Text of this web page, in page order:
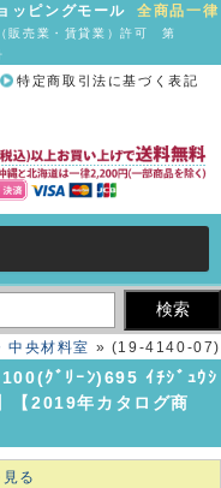
ッピングモール全商品一律
販売業・賃貸業）許可 第
特定商取引法に基づく表記
中央材料室 » (19-4140-07)
ｸｷﾝ(ナガイレーベン)【1枚
】【2019年カタログ商品】
ｸﾞﾘｰﾝ)695 ｲﾁｼﾞｭｳｼ
【2019年カタログ商
る